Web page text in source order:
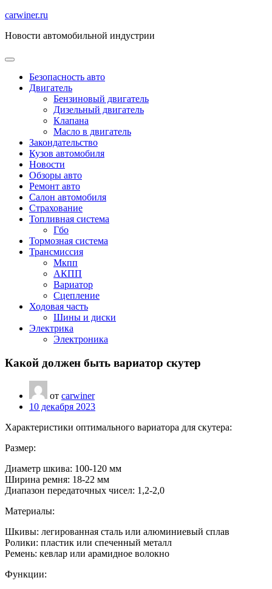
Перейти
содержимому
carwiner.ru
Новости автомобильной индустрии
Безопасность авто
Двигатель
Бензиновый двигатель
Дизельный двигатель
Клапана
Масло в двигатель
Закондательство
Кузов автомобиля
Новости
Обзоры авто
Ремонт авто
Салон автомобиля
Страхование
Топливная система
Гбо
Тормозная система
Трансмиссия
Мкпп
АКПП
Вариатор
Сцепление
Ходовая часть
Шины и диски
Электрика
Электроника
Какой должен быть вариатор скутер
от carwiner
10 декабря 2023
Характеристики оптимального вариатора для скутера:
Размер:
Диаметр шкива: 100-120 мм
Ширина ремня: 18-22 мм
Диапазон передаточных чисел: 1,2-2,0
Материалы:
Шкивы: легированная сталь или алюминиевый сплав
Ролики: пластик или спеченный металл
Ремень: кевлар или арамидное волокно
Функции: